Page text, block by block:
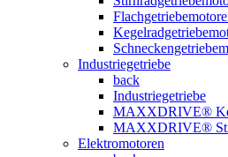
Industriegetriebe
back
Industriegetriebe
MAXXDRIVE®
MAXXDRIVE®
Elektromotoren